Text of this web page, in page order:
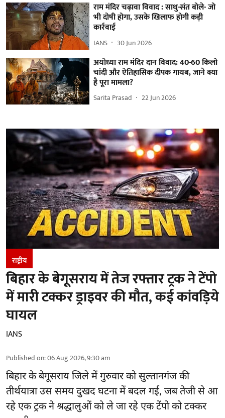
राम मंदिर चढ़ावा विवाद : साधु-संत बोले- जो
भी दोषी होगा, उसके खिलाफ होगी कड़ी
कार्रवाई
IANS 30 Jun 2026
अयोध्या राम मंदिर दान विवाद: 40-60 किलो
चांदी और ऐतिहासिक दीपक गायब, जाने क्या
है पूरा मामला?
Sarita Prasad 22 Jun 2026
राष्ट्रीय
बिहार के बेगूसराय में तेज रफ्तार ट्रक ने टेंपो
में मारी टक्कर ड्राइवर की मौत, कई कांवड़िये
घायल
IANS
Published on:06 Aug 2026, 9:30 am
बिहारके बेगूसराय जिले में गुरुवार को सुल्तानगंज की
तीर्थयात्रा उस समय दुखद घटना में बदल गई, जब तेजी से आ
रहे एक ट्रक ने श्रद्धालुओं को ले जा रहे एक टेंपो को टक्कर